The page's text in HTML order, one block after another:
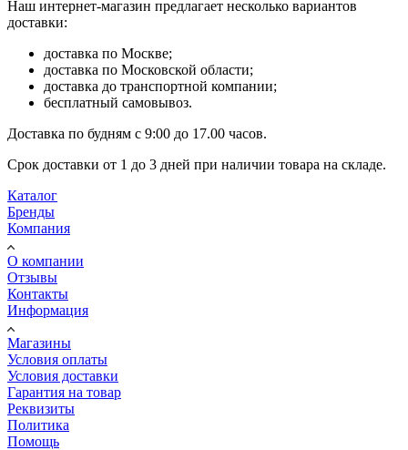
Наш интернет-магазин предлагает несколько вариантов
доставки:
доставка по Москве;
доставка по Московской области;
доставка до транспортной компании;
бесплатный самовывоз.
Доставка по будням с 9:00 до 17.00 часов.
Срок доставки от 1 до 3 дней при наличии товара на складе.
Каталог
Бренды
Компания
О компании
Отзывы
Контакты
Информация
Магазины
Условия оплаты
Условия доставки
Гарантия на товар
Реквизиты
Политика
Помощь